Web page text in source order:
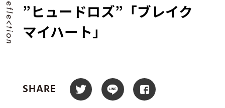
”ヒュードロズ”「ブレイク
マイハート」
SHARE